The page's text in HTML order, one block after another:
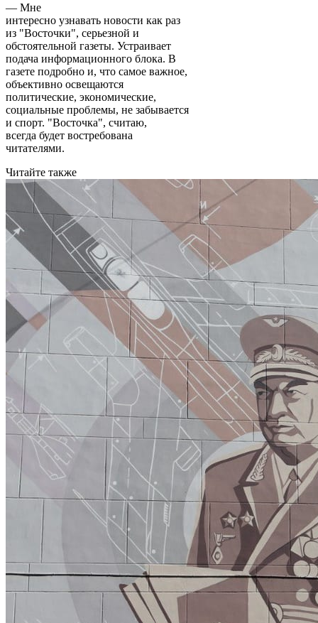
— Мне
интересно узнавать новости как раз
из "Восточки", серьезной и
обстоятельной газеты. Устраивает
подача информационного блока. В
газете подробно и, что самое важное,
объективно освещаются
политические, экономические,
социальные проблемы, не забывается
и спорт. "Восточка", считаю,
всегда будет востребована
читателями.
Читайте также